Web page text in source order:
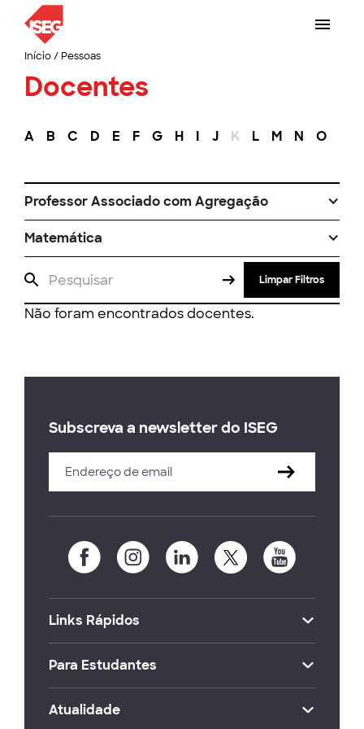
Início/ Pessoas
Docentes
A B C D E F G H I J K L M N O
Professor Associado com Agregação
Matemática
Limpar Filtros
Não foram encontrados docentes.
Subscreva a newsletter do ISEG
Links Rápidos
Para Estudantes
Atualidade